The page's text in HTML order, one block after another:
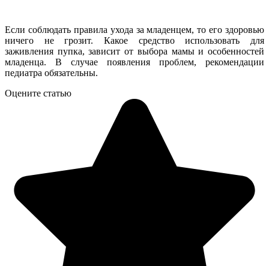
Если соблюдать правила ухода за младенцем, то его здоровью
ничего не грозит. Какое средство использовать для
заживления пупка, зависит от выбора мамы и особенностей
младенца. В случае появления проблем, рекомендации
педиатра обязательны.
Оцените статью